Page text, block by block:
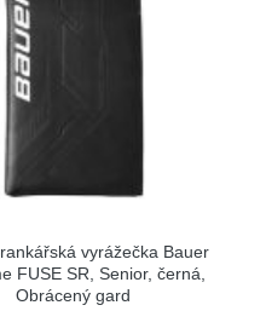
vyrážečka Bauer
FUSE SR, Senior, černá,
Obrácený gard